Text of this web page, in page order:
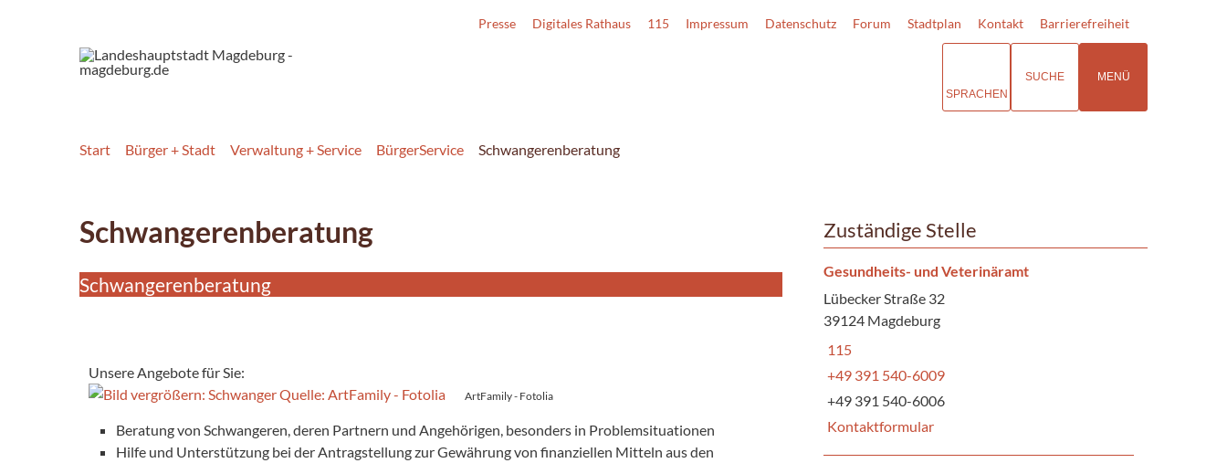
Presse Digitales Rathaus 115 Impressum Datenschutz Forum Stadtplan Kontakt Barrierefreiheit
SPRACHEN
SUCHE MENÜ
Start Bürger + Stadt Verwaltung + Service BürgerService Schwangerenberatung
Schwangerenberatung
Schwangerenberatung
Unsere Angebote für Sie:
ArtFamily - Fotolia
Beratung von Schwangeren, deren Partnern und Angehörigen, besonders in Problemsituationen
Hilfe und Unterstützung bei der Antragstellung zur Gewährung von finanziellen Mitteln aus den
Zuständige Stelle
Gesundheits- und Veterinäramt
Lübecker Straße 32
39124 Magdeburg
115
+49 391 540-6009
+49 391 540-6006
Kontaktformular